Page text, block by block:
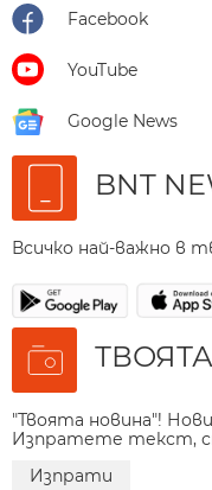
Facebook
YouTube
Google News
BNT
Всичко най-важно в
"Твоята новина"!
Изпратете текст,
Изпрати